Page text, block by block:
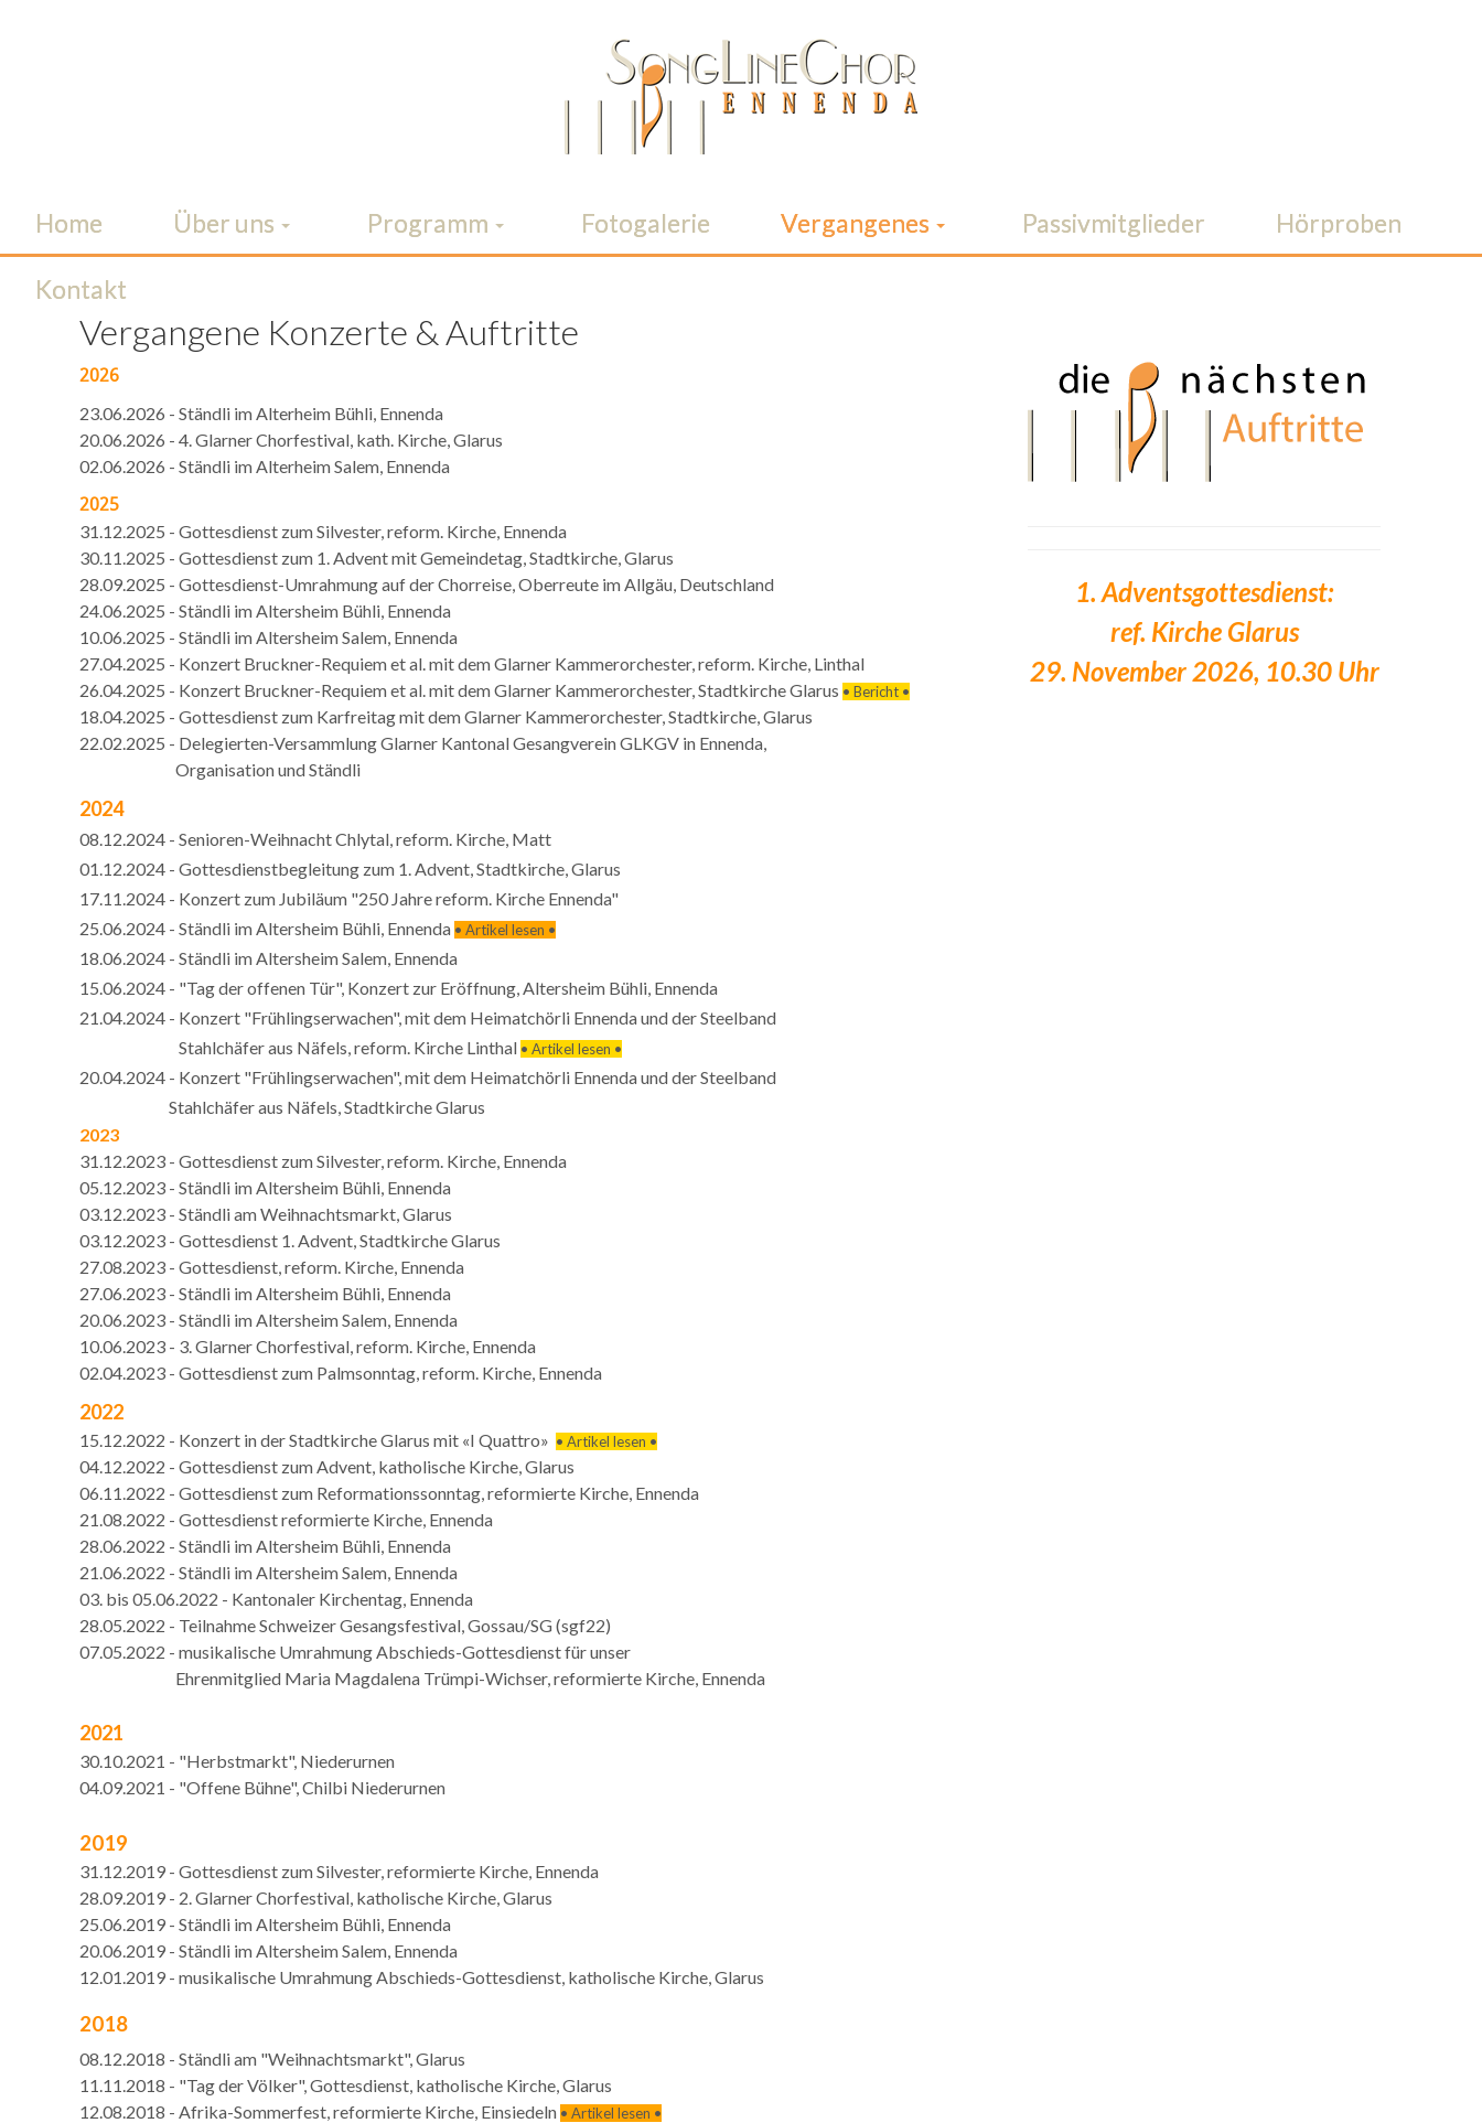
Home Über uns Programm Fotogalerie Vergangenes Passivmitglieder Hörproben
Kontakt
Vergangene Konzerte & Auftritte
2026
23.06.2026 - Ständli im Alterheim Bühli, Ennenda
20.06.2026 - 4. Glarner Chorfestival, kath. Kirche, Glarus
02.06.2026 - Ständli im Alterheim Salem, Ennenda
2025
31.12.2025 - Gottesdienst zum Silvester, reform. Kirche, Ennenda
30.11.2025 - Gottesdienst zum 1. Advent mit Gemeindetag, Stadtkirche, Glarus
28.09.2025 - Gottesdienst-Umrahmung auf der Chorreise, Oberreute im Allgäu, Deutschland
24.06.2025 - Ständli im Altersheim Bühli, Ennenda
10.06.2025 - Ständli im Altersheim Salem, Ennenda
27.04.2025 - Konzert Bruckner-Requiem et al. mit dem Glarner Kammerorchester, reform. Kirche, Linthal
26.04.2025 - Konzert Bruckner-Requiem et al. mit dem Glarner Kammerorchester, Stadtkirche Glarus • Bericht •
18.04.2025 - Gottesdienst zum Karfreitag mit dem Glarner Kammerorchester, Stadtkirche, Glarus
22.02.2025 - Delegierten-Versammlung Glarner Kantonal Gesangverein GLKGV in Ennenda,
​ Organisation und Ständli
2024
08.12.2024 - Senioren-Weihnacht Chlytal, reform. Kirche, Matt
01.12.2024 - Gottesdienstbegleitung zum 1. Advent, Stadtkirche, Glarus
17.11.2024 - Konzert zum Jubiläum "250 Jahre reform. Kirche Ennenda"
25.06.2024 - Ständli im Altersheim Bühli, Ennenda • Artikel lesen •
18.06.2024 - Ständli im Altersheim Salem, Ennenda
15.06.2024 - "Tag der offenen Tür", Konzert zur Eröffnung, Altersheim Bühli, Ennenda
21.04.2024 - Konzert "Frühlingserwachen", mit dem Heimatchörli Ennenda und der Steelband
Stahlchäfer aus Näfels, reform. Kirche Linthal • Artikel lesen •
20.04.2024 - Konzert "Frühlingserwachen", mit dem Heimatchörli Ennenda und der Steelband
Stahlchäfer aus Näfels, Stadtkirche Glarus
2023
31.12.2023 - Gottesdienst zum Silvester, reform. Kirche, Ennenda
05.12.2023 - Ständli im Altersheim Bühli, Ennenda
03.12.2023 - Ständli am Weihnachtsmarkt, Glarus
03.12.2023 - Gottesdienst 1. Advent, Stadtkirche Glarus
27.08.2023 - Gottesdienst, reform. Kirche, Ennenda
27.06.2023 - Ständli im Altersheim Bühli, Ennenda
20.06.2023 - Ständli im Altersheim Salem, Ennenda
10.06.2023 - 3. Glarner Chorfestival, reform. Kirche, Ennenda
02.04.2023 - Gottesdienst zum Palmsonntag, reform. Kirche, Ennenda
2022
15.12.2022 - Konzert in der Stadtkirche Glarus mit «I Quattro» • Artikel lesen •
04.12.2022 - Gottesdienst zum Advent, katholische Kirche, Glarus
06.11.2022 - Gottesdienst zum Reformationssonntag, reformierte Kirche, Ennenda
21.08.2022 - Gottesdienst reformierte Kirche, Ennenda
28.06.2022 - Ständli im Altersheim Bühli, Ennenda
21.06.2022 - Ständli im Altersheim Salem, Ennenda
03. bis 05.06.2022 - Kantonaler Kirchentag, Ennenda
28.05.2022 - Teilnahme Schweizer Gesangsfestival, Gossau/SG (sgf22)
07.05.2022 - musikalische Umrahmung Abschieds-Gottesdienst für unser
Ehrenmitglied Maria Magdalena Trümpi-Wichser, reformierte Kirche, Ennenda
2021
30.10.2021 - "Herbstmarkt", Niederurnen
04.09.2021 - "Offene Bühne", Chilbi Niederurnen
2019
31.12.2019 - Gottesdienst zum Silvester, reformierte Kirche, Ennenda
28.09.2019 - 2. Glarner Chorfestival, katholische Kirche, Glarus
25.06.2019 - Ständli im Altersheim Bühli, Ennenda
20.06.2019 - Ständli im Altersheim Salem, Ennenda
12.01.2019 - musikalische Umrahmung Abschieds-Gottesdienst, katholische Kirche, Glarus
2018
08.12.2018 - Ständli am "Weihnachtsmarkt", Glarus
11.11.2018 - "Tag der Völker", Gottesdienst, katholische Kirche, Glarus
12.08.2018 - Afrika-Sommerfest, reformierte Kirche, Einsiedeln • Artikel lesen •
1. Adventsgottesdienst:
ref. Kirche Glarus
29. November 2026, 10.30 Uhr